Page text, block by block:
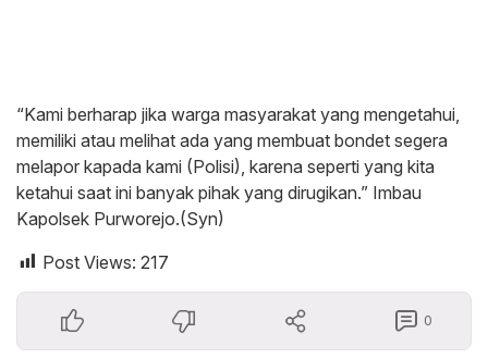
“Kami berharap jika warga masyarakat yang mengetahui,
memiliki atau melihat ada yang membuat bondet segera
melapor kapada kami (Polisi), karena seperti yang kita
ketahui saat ini banyak pihak yang dirugikan.” Imbau
Kapolsek Purworejo.(Syn)
Post Views: 217
0